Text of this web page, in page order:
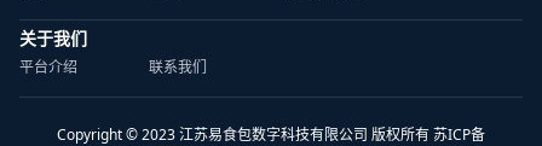
关于我们
平台介绍 联系我们
Copyright © 2023 江苏易食包数字科技有限公司 版权所有 苏ICP备